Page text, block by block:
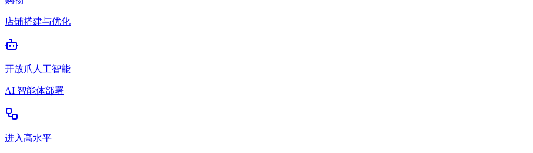
店铺搭建与优化
开放爪人工智能
AI 智能体部署
进入高水平